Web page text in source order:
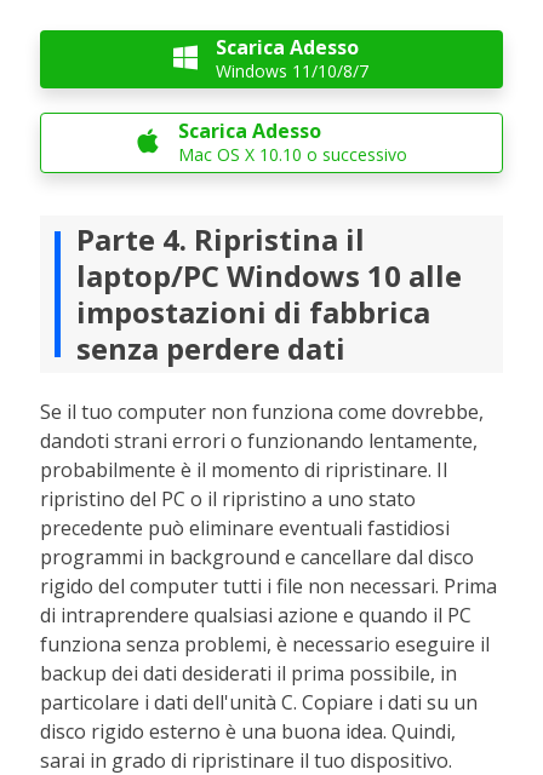
 Scarica Adesso
Windows 11/10/8/7
 Scarica Adesso
Mac OS X 10.10 o successivo
Parte 4. Ripristina il
laptop/PC Windows 10 alle
impostazioni di fabbrica
senza perdere dati
Se il tuo computer non funziona come dovrebbe,
dandoti strani errori o funzionando lentamente,
probabilmente è il momento di ripristinare. Il
ripristino del PC o il ripristino a uno stato
precedente può eliminare eventuali fastidiosi
programmi in background e cancellare dal disco
rigido del computer tutti i file non necessari. Prima
di intraprendere qualsiasi azione e quando il PC
funziona senza problemi, è necessario eseguire il
backup dei dati desiderati il prima possibile, in
particolare i dati dell'unità C. Copiare i dati su un
disco rigido esterno è una buona idea. Quindi,
sarai in grado di ripristinare il tuo dispositivo.